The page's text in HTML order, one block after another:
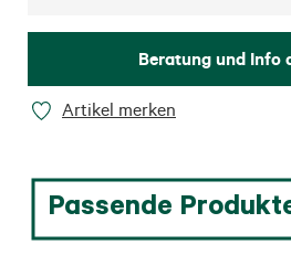
Beratung und Info
Artikel merken
Passende